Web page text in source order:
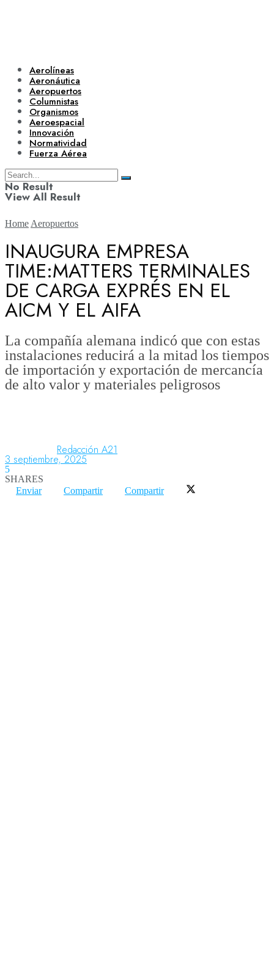
Aerolíneas
Aeronáutica
Aeropuertos
Columnistas
Organismos
Aeroespacial
Innovación
Normatividad
Fuerza Aérea
No Result
View All Result
Aerolíneas
Aeronáutica
Aeropuertos
Organismos
Aeroespacial
Home Aeropuertos
INAUGURA EMPRESA
TIME:MATTERS TERMINALES
DE CARGA EXPRÉS EN EL
AICM Y EL AIFA
La compañía alemana indicó que con estas
instalaciones reducirá a la mitad los tiempos
de importación y exportación de mercancía
de alto valor y materiales peligrosos
Redacción A21
3 septiembre, 2025
5
SHARES
Enviar
Compartir Compartir